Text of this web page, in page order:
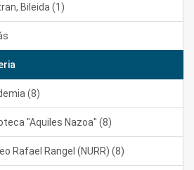
Bileida (1)
(8)
"Aquiles Nazoa" (8)
Rafael Rangel (NURR) (8)